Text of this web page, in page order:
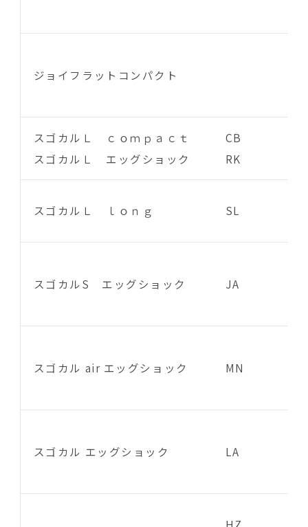
ジョイフラットコンパクト
スゴカルＬ ｃｏｍｐａｃｔ
スゴカルＬ エッグショック
CB
RK
スゴカルＬ ｌｏｎｇ SL
スゴカルS エッグショック JA
スゴカル air エッグショック MN
スゴカル エッグショック LA